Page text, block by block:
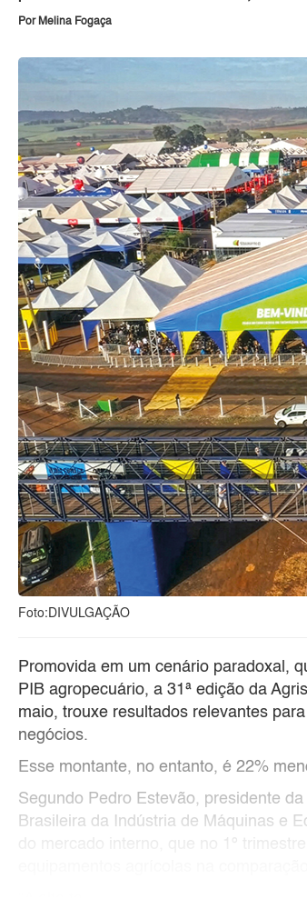
Por Melina Fogaça
Foto:DIVULGAÇÃO
Promovida em um cenário paradoxal,
PIB agropecuário, a 31ª edição da
maio, trouxe resultados relevantes
negócios.
Esse montante, no entanto, é 22%
Segundo Pedro Estevão, presidente
Brasileira da Indústria de Máquinas e